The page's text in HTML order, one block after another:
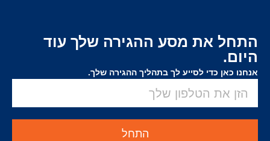
התחל את מסע ההגירה שלך עוד
היום.
אנחנו כאן כדי לסייע לך בתהליך ההגירה שלך.
התחל